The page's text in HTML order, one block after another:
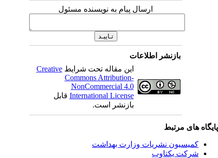
ارسال پیام به نویسنده مسئول
بازنشر اطلاعات
این مقاله تحت شرایطCreative
Commons Attribution-
NonCommercial 4.0
International Licenseقابل
بازنشر است.
های مرتبط
کمیسیون نشریات وزارت بهداشت
شرکت یکتاوب